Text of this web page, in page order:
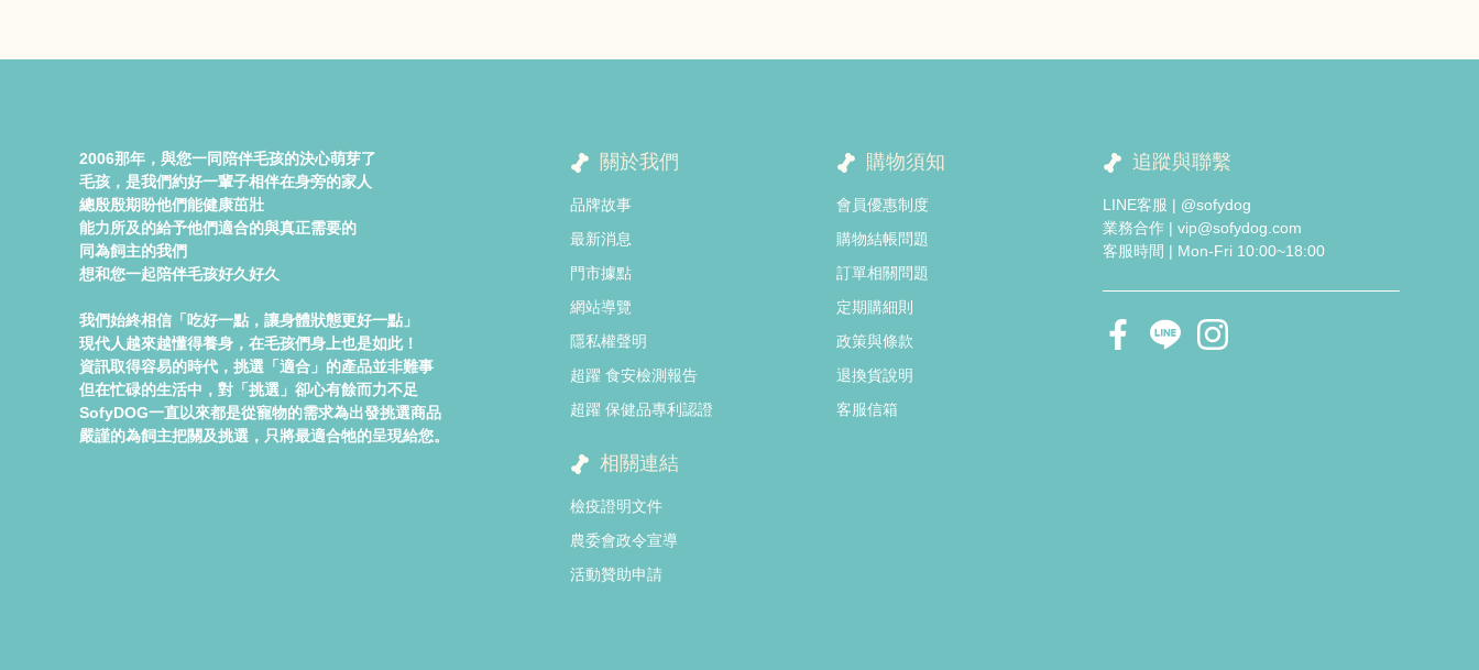
2006那年，與您一同陪伴毛孩的決心萌芽了
毛孩，是我們約好一輩子相伴在身旁的家人
總殷殷期盼他們能健康茁壯
能力所及的給予他們適合的與真正需要的
同為飼主的我們
想和您一起陪伴毛孩好久好久
我們始終相信「吃好一點，讓身體狀態更好一點」
現代人越來越懂得養身，在毛孩們身上也是如此！
資訊取得容易的時代，挑選「適合」的產品並非難事
但在忙碌的生活中，對「挑選」卻心有餘而力不足
SofyDOG一直以來都是從寵物的需求為出發挑選商品
嚴謹的為飼主把關及挑選，只將最適合牠的呈現給您。
關於我們
品牌故事
最新消息
門市據點
網站導覽
隱私權聲明
超躍 食安檢測報告
超躍 保健品專利認證
購物須知
會員優惠制度
購物結帳問題
訂單相關問題
定期購細則
政策與條款
退換貨說明
客服信箱
相關連結
檢疫證明文件
農委會政令宣導
活動贊助申請
追蹤與聯繫
LINE客服 | @sofydog
業務合作 | vip@sofydog.com
客服時間 | Mon-Fri 10:00~18:00